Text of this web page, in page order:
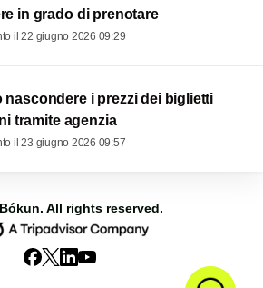
in grado di prenotare
il 22 giugno 2026 09:29
nascondere i prezzi dei biglietti
tramite agenzia
il 23 giugno 2026 09:57
Bókun. All rights reserved.